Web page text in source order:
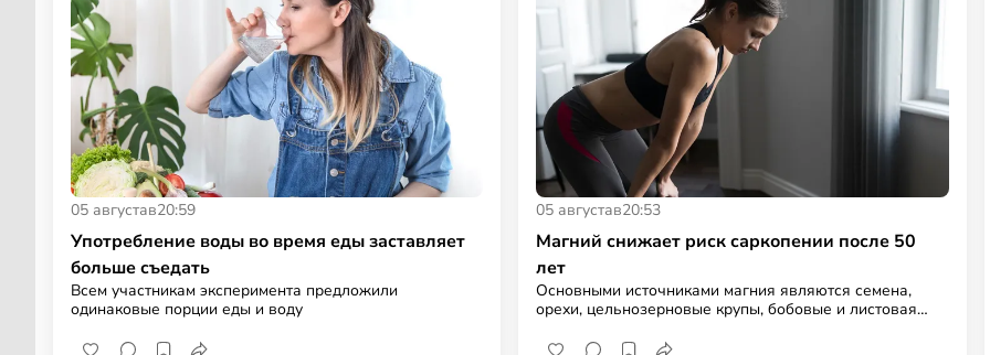
05 августав20:59
Употребление воды во время еды заставляет
больше съедать
Всем участникам эксперимента предложили
одинаковые порции еды и воду
05 августав20:53
Магний снижает риск саркопении после 50
лет
Основными источниками магния являются семена,
орехи, цельнозерновые крупы, бобовые и листовая